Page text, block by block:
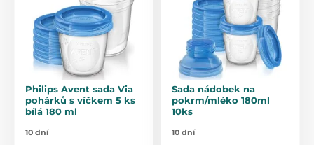
Philips Avent sada Via
pohárků s víčkem 5 ks
bílá 180 ml
10 dní
Sada nádobek na
pokrm/mléko 180ml
10ks
10 dní